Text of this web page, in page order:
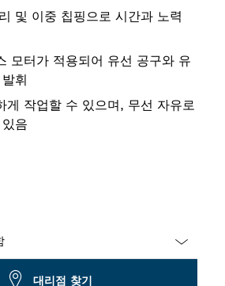
및 이중 칩핑으로 시간과 노력
모터가 적용되어 유선 공구와 유
휘
게 작업할 수 있으며, 무선 자유로
음
대리점 찾기